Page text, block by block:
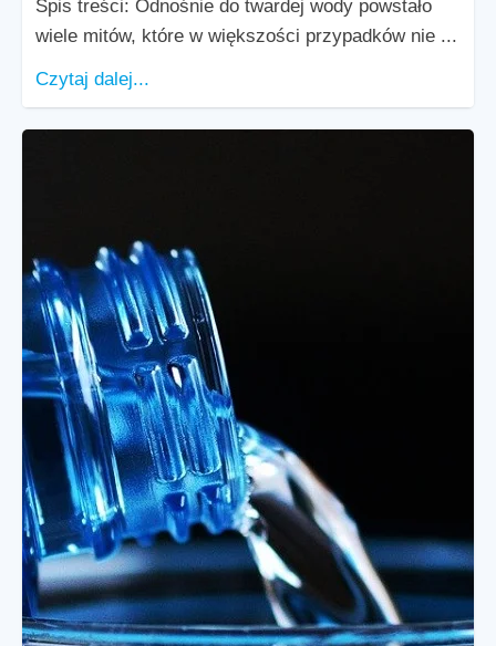
Spis treści: Odnośnie do twardej wody powstało
wiele mitów, które w większości przypadków nie ...
Czytaj dalej...